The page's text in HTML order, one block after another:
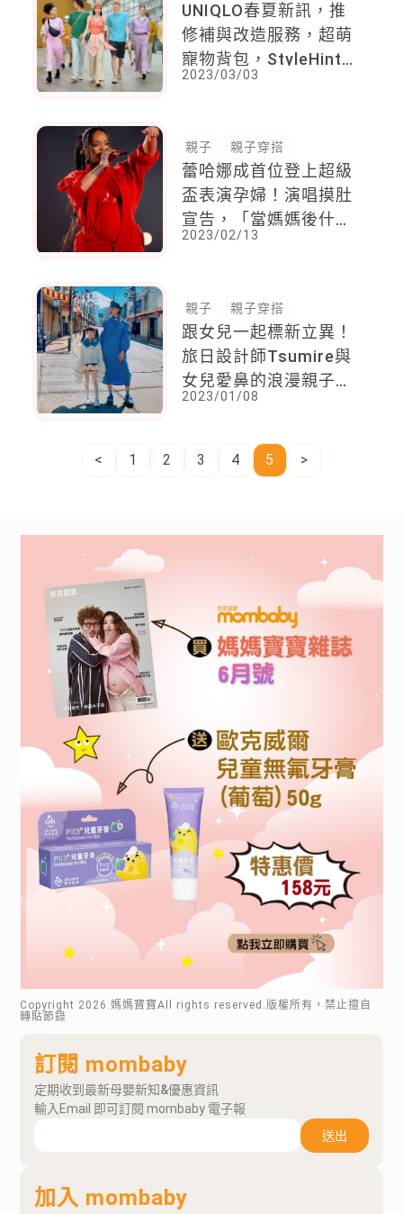
UNIQLO春夏新訊，推
修補與改造服務，超萌
寵物背包，StyleHint
APP 首度登陸台灣
2023/03/03
親子 親子穿搭
蕾哈娜成首位登上超級
盃表演孕婦！演唱摸肚
宣告，「當媽媽後什麼
都難不倒我，這場表演
2023/02/13
親子 親子穿搭
跟女兒一起標新立異！
旅日設計師Tsumire與
女兒愛鼻的浪漫親子穿
搭，直到變成老婆婆也
2023/01/08
< 1 2 3 4 5 >
Copyright 2026 .媽媽寶寶All rights reserved.版權所有，禁止擅自
轉貼節錄
訂閱 mombaby
定期收到最新母嬰新知&優惠資訊
輸入Email 即可訂閱 mombaby 電子報
送出
加入 mombaby